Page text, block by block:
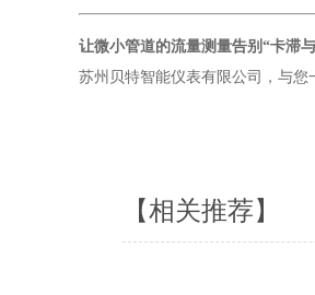
让微小管道的流量测量告别“卡滞
苏州贝特智能仪表有限公司，与您
【相关推荐】